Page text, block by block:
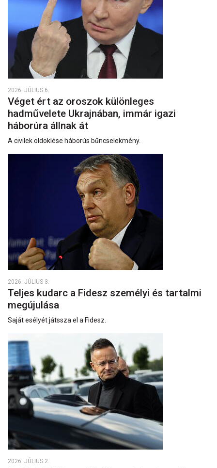
2026. JÚLIUS 6.
Véget ért az oroszok különleges
hadművelete Ukrajnában, immár igazi
háborúra állnak át
A civilek öldöklése háborús bűncselekmény.
2026. JÚLIUS 3.
Teljes kudarc a Fidesz személyi és tartalmi
megújulása
Saját esélyét játssza el a Fidesz.
2026. JÚLIUS 2.